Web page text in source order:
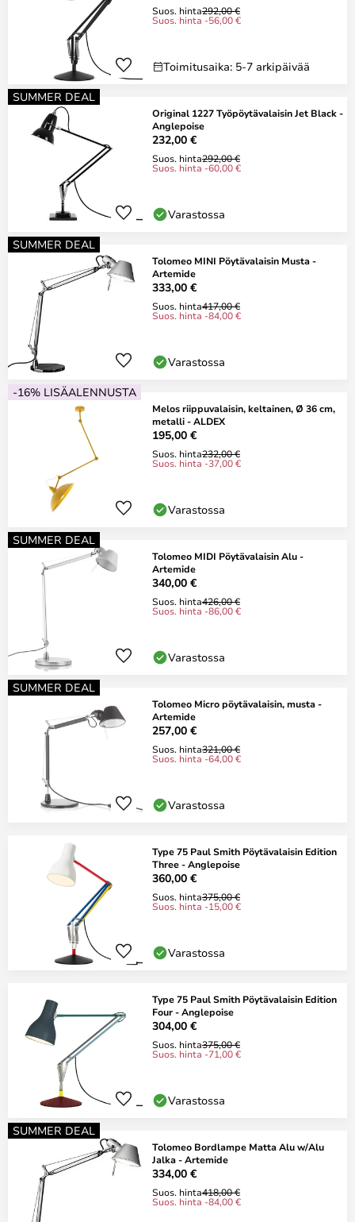
Suos. hinta292,00 €
Suos. hinta -56,00 €
Toimitusaika: 5-7 arkipäivää
SUMMER DEAL
Original 1227 Työpöytävalaisin Jet Black -
Anglepoise
232,00 €
Suos. hinta292,00 €
Suos. hinta -60,00 €
Varastossa
SUMMER DEAL
Tolomeo MINI Pöytävalaisin Musta -
Artemide
333,00 €
Suos. hinta417,00 €
Suos. hinta -84,00 €
Varastossa
-16% LISÄALENNUSTA
Melos riippuvalaisin, keltainen, Ø 36 cm,
metalli - ALDEX
195,00 €
Suos. hinta232,00 €
Suos. hinta -37,00 €
Varastossa
SUMMER DEAL
Tolomeo MIDI Pöytävalaisin Alu -
Artemide
340,00 €
Suos. hinta426,00 €
Suos. hinta -86,00 €
Varastossa
SUMMER DEAL
Tolomeo Micro pöytävalaisin, musta -
Artemide
257,00 €
Suos. hinta321,00 €
Suos. hinta -64,00 €
Varastossa
Type 75 Paul Smith Pöytävalaisin Edition
Three - Anglepoise
360,00 €
Suos. hinta375,00 €
Suos. hinta -15,00 €
Varastossa
Type 75 Paul Smith Pöytävalaisin Edition
Four - Anglepoise
304,00 €
Suos. hinta375,00 €
Suos. hinta -71,00 €
Varastossa
SUMMER DEAL
Tolomeo Bordlampe Matta Alu w/Alu
Jalka - Artemide
334,00 €
Suos. hinta418,00 €
Suos. hinta -84,00 €